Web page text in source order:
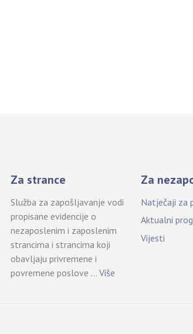
Za strance
Služba za zapošljavanje vodi
propisane evidencije o
nezaposlenim i zaposlenim
strancima i strancima koji
obavljaju privremene i
povremene poslove …Više
Za
Natječaji za
Aktualni
Vijesti